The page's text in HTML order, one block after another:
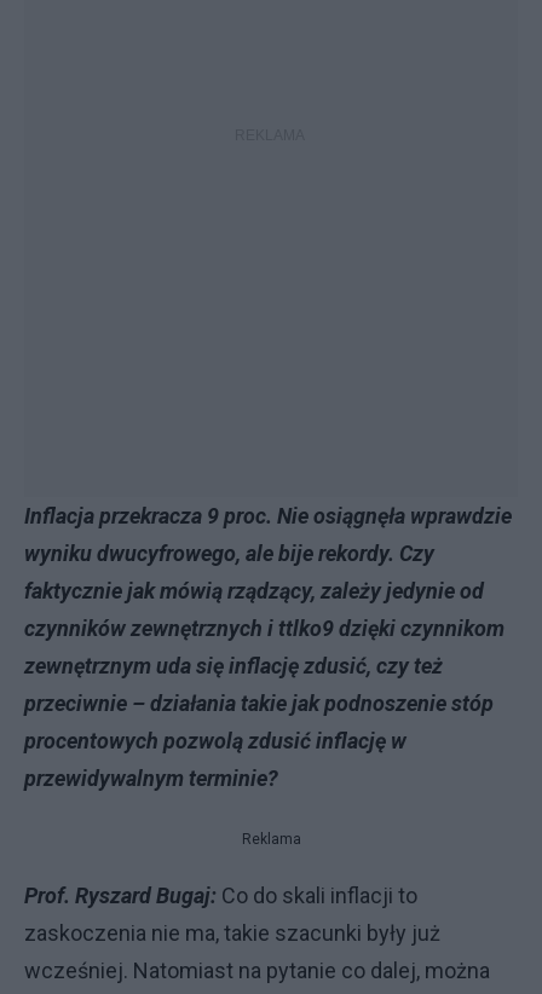
Inflacja przekracza 9 proc. Nie osiągnęła wprawdzie
wyniku dwucyfrowego, ale bije rekordy. Czy
faktycznie jak mówią rządzący, zależy jedynie od
czynników zewnętrznych i ttlko9 dzięki czynnikom
zewnętrznym uda się inflację zdusić, czy też
przeciwnie – działania takie jak podnoszenie stóp
procentowych pozwolą zdusić inflację w
przewidywalnym terminie?
Reklama
Prof. Ryszard Bugaj: Co do skali inflacji to
zaskoczenia nie ma, takie szacunki były już
wcześniej. Natomiast na pytanie co dalej, można